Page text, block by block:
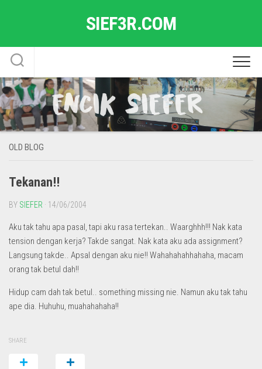
SIEF3R.COM
OLD BLOG
Tekanan!!
BY SIEFER · 14/06/2004
Aku tak tahu apa pasal, tapi aku rasa tertekan.. Waarghhh!!! Nak kata
tension dengan kerja? Takde sangat. Nak kata aku ada assignment?
Langsung takde.. Apsal dengan aku nie!! Wahahahahhahaha, macam
orang tak betul dah!!
Hidup cam dah tak betul.. something missing nie. Namun aku tak tahu
ape dia. Huhuhu, muahahahaha!!
SHARE